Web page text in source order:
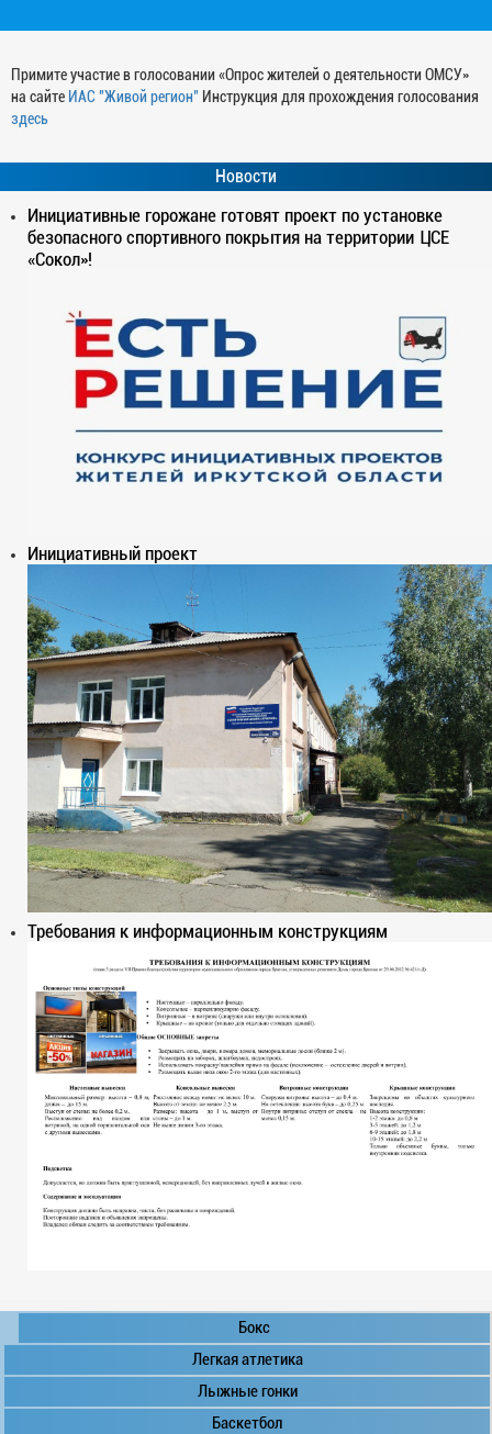
Примите участие в голосовании «Опрос жителей о деятельности ОМСУ»
на сайте ИАС "Живой регион" Инструкция для прохождения голосования
здесь
Новости
Инициативные горожане готовят проект по установке
безопасного спортивного покрытия на территории ЦСЕ
«Сокол»!
Инициативный проект
Требования к информационным конструкциям
Бокс
Легкая атлетика
Лыжные гонки
Баскетбол